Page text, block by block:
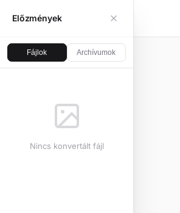
Előzmények
Fájlok Archívumok
Nincs konvertált fájl